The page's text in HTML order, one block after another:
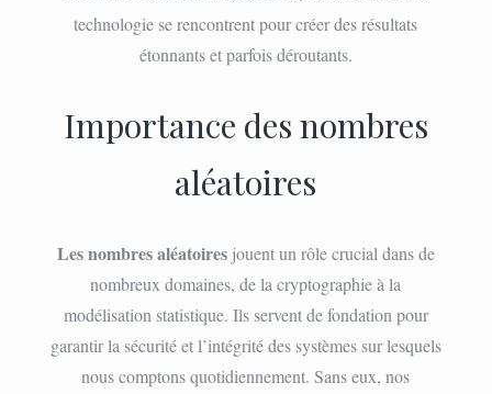
technologie se rencontrent pour créer des résultats
étonnants et parfois déroutants.
Importance des nombres
aléatoires
Les nombres aléatoiresjouent un rôle crucial dans de
nombreux domaines, de la cryptographie à la
modélisation statistique. Ils servent de fondation pour
garantir la sécurité et l’intégrité des systèmes sur lesquels
nous comptons quotidiennement. Sans eux, nos